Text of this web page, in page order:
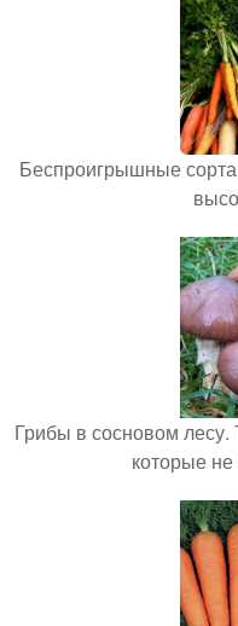
Беспроигрышные
Грибы в сосновом лесу.
которые